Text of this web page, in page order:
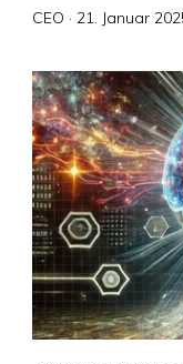
CEO · Veröffentlicht
21. Januar